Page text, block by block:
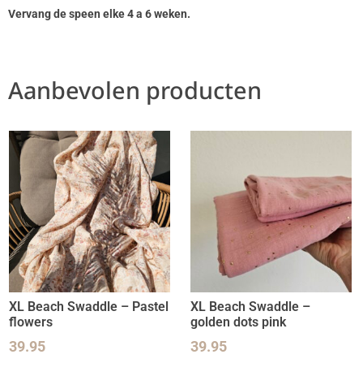
Vervang de speen elke 4 a 6 weken.
Aanbevolen producten
XL Beach Swaddle – Pastel
flowers
39.95
XL Beach Swaddle –
golden dots pink
39.95